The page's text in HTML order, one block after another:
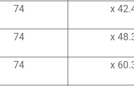
74
74
74